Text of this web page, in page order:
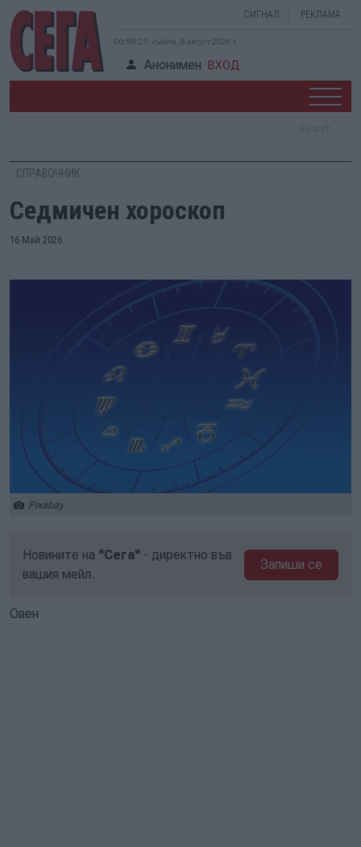
СИГНАЛ РЕКЛАМА
00:58:27, събота, 8 август 2026 г.
Анонимен ВХОД
СПРАВОЧНИК
Седмичен хороскоп
16 Май 2026
Pixabay
Новините на "Сега" - директно във
вашия мейл.
Запиши се
Овен